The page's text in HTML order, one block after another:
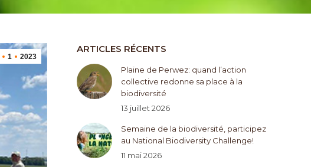
1 2023
ARTICLES RÉCENTS
Plaine de Perwez: quand l’action
collective redonne sa place à la
biodiversité
13 juillet 2026
Semaine de la biodiversité, participez
au National Biodiversity Challenge!
11 mai 2026